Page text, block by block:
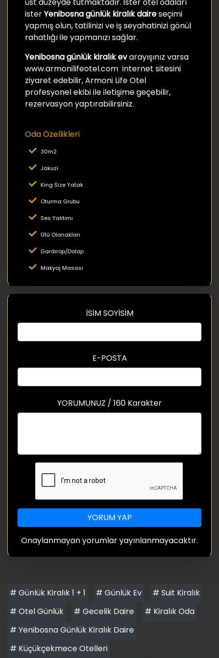
isterYenibosna günlük kiralık daireseçimi
yapmış olun, tatilinizi ve iş seyahatinizi gönül
rahatlığı ile yapmanızı sağlar.
Yenibosna günlük kiralık evarayışınız varsa
www.armonilifeotel.com internet sitesini
ziyaret edebilir, Armoni Life Otel
profesyonel ekibi ile iletişime geçebilir,
rezervasyon yaptırabilirsiniz.
Oda Özellikleri
30m2
Jakuzi
King Size Yatak
Oturma Grubu
Ses Yalıtımı
Ütü Olanakları
Gardırop/Dolap
Makyaj Masası
İSİM SOYİSİM
E-POSTA
YORUMUNUZ / 160 Karakter
YORUM YAP
Onaylanmayan yorumlar yayınlanmayacaktır.
# Günlük Kiralık 1 + 1 # Günlük Ev
# Suit Kiralık
# Otel Günlük
# Gecelik Daire
# Kiralık Oda
# Yenibosna Günlük Kiralık Daire
# Küçükçekmece Otelleri